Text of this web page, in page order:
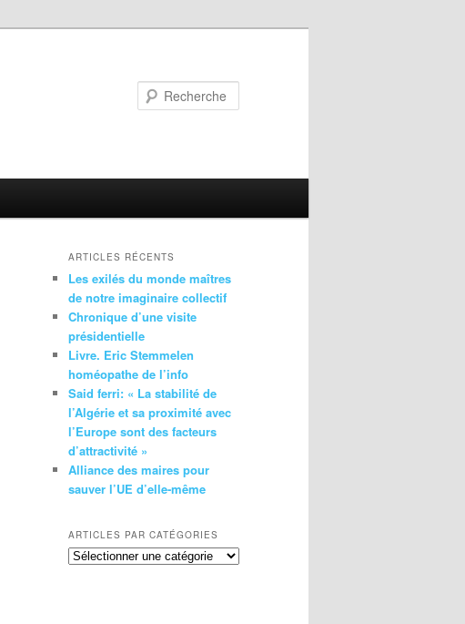
ARTICLES RÉCENTS
Les exilés du monde maîtres
de notre imaginaire collectif
Chronique d’une visite
présidentielle
Livre. Eric Stemmelen
homéopathe de l’info
Said ferri: « La stabilité de
l’Algérie et sa proximité avec
l’Europe sont des facteurs
d’attractivité »
Alliance des maires pour
sauver l’UE d’elle-même
ARTICLES PAR CATÉGORIES
Articles